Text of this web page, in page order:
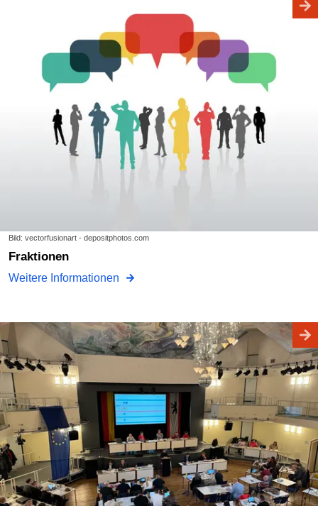
Bild: vectorfusionart - depositphotos.com
Fraktionen
Weitere Informationen